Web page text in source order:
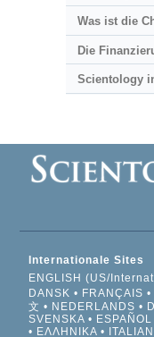
Was ist die
Die
Scientology
Internationale Sites
ENGLISH (US/
DANSK
FRANÇAIS
文
NEDERLANDS
SVENSKA
ΕΛΛΗΝΙΚA